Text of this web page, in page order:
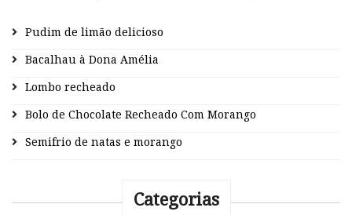
Pudim de limão delicioso
Bacalhau à Dona Amélia
Lombo recheado
Bolo de Chocolate Recheado Com Morango
Semifrio de natas e morango
Categorias